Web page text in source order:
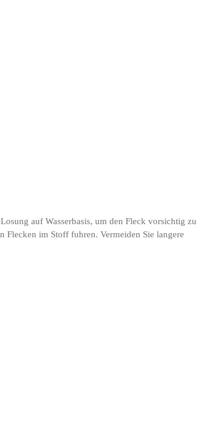
auf Wasserbasis, um den Fleck vorsichtig zu
Flecken im Stoff fuhren. Vermeiden Sie langere